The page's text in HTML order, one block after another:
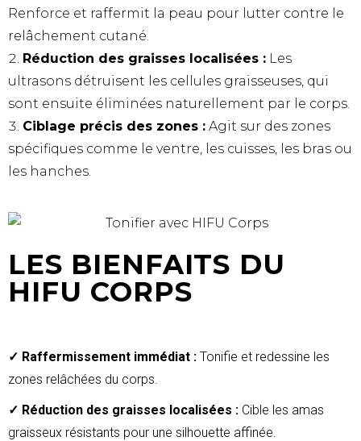
Renforce et raffermit la peau pour lutter contre le
relâchement cutané.
Réduction des graisses localisées : Les
ultrasons détruisent les cellules graisseuses, qui
sont ensuite éliminées naturellement par le corps.
Ciblage précis des zones : Agit sur des zones
spécifiques comme le ventre, les cuisses, les bras ou
les hanches.
LES BIENFAITS DU
HIFU CORPS
✓ Raffermissement immédiat : Tonifie et redessine les
zones relâchées du corps.
✓ Réduction des graisses localisées : Cible les amas
graisseux résistants pour une silhouette affinée.